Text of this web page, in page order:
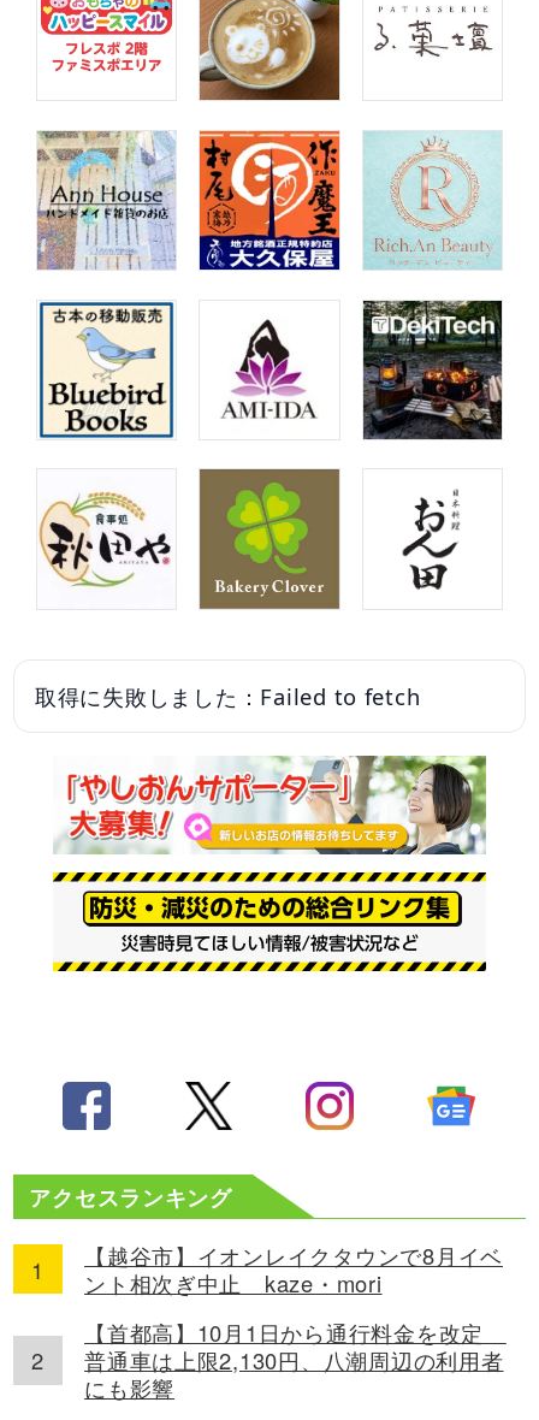
取得に失敗しました：Failed to fetch
アクセスランキング
【越谷市】イオンレイクタウンで8月イベ
ント相次ぎ中止 kaze・mori
【首都高】10月1日から通行料金を改定
普通車は上限2,130円、八潮周辺の利用者
にも影響